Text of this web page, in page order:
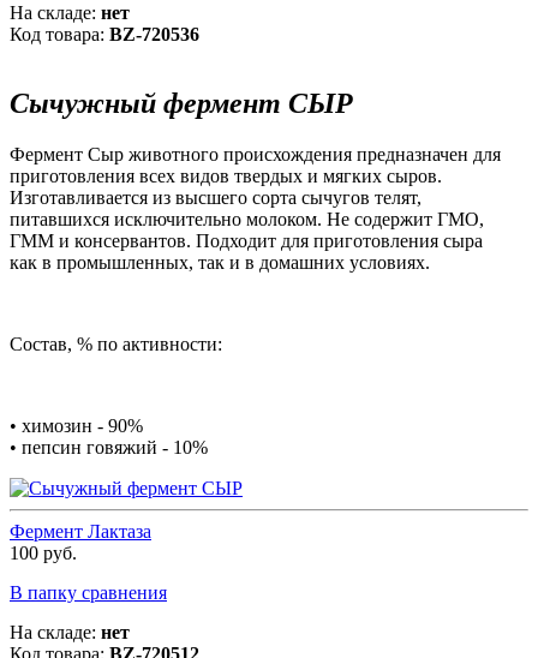
На складе: нет
Код товара: BZ-720536
Сычужный фермент СЫР
Фермент Сыр животного происхождения предназначен для
приготовления всех видов твердых и мягких сыров.
Изготавливается из высшего сорта сычугов телят,
питавшихся исключительно молоком. Не содержит ГМО,
ГММ и консервантов. Подходит для приготовления сыра
как в промышленных, так и в домашних условиях.
Состав, % по активности:
• химозин - 90%
• пепсин говяжий - 10%
Фермент Лактаза
100 руб.
В папку сравнения
На складе: нет
Код товара: BZ-720512